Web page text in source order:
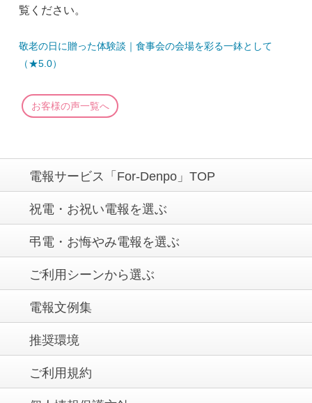
覧ください。
敬老の日に贈った体験談｜食事会の会場を彩る一鉢として
（★5.0）
お客様の声一覧へ
電報サービス「For-Denpo」TOP
祝電・お祝い電報を選ぶ
弔電・お悔やみ電報を選ぶ
ご利用シーンから選ぶ
電報文例集
推奨環境
ご利用規約